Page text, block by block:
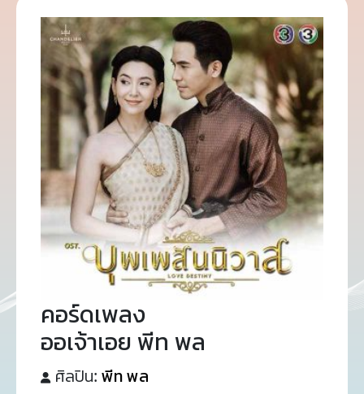
คอร์ดเพลง
ออเจ้าเอย พีท พล
ศิลปิน: พีท พล